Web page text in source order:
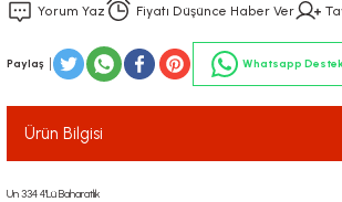
Yorum Yaz Fiyatı Düşünce Haber Ver
Paylaş Whatsapp
Ürün Bilgisi
Un 334 4'Lü Baharatlık